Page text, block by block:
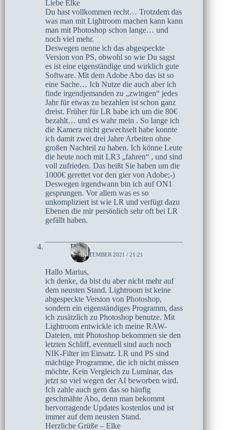
Liebe Elke
Du hast vollkommen recht… Trotzdem das
was man mit Lightroom machen kann kann
man mit Photoshop schon lange… und
noch viel mehr.
Deswegen nenne ich das abgespeckte
Version von PS, obwohl so wie Du sagst
es ist eine eigenständige und wirklich gute
Software. Mit dem Adobe Abo das ist so
eine Sache… Ich Nutze die auch aber ich
finde irgendjemanden zu „zwingen“ jedes
Jahr für etwas zu bezahlen ist schon ganz
dreist. Früher für LR habe ich um die 80€
bezahlt… und es wahr mein . So lange ich
die Kamera nicht gewechselt habe konnte
ich damit zwei drei Jahre Arbeiten ohne
großen Nachteil zu haben. Ich könne Leute
die heute noch mit LR3 „fahren“ , und sind
voll zufrieden. Das heißt Sie haben um die
1000€ gerettet vor den gier von Adobe;-)
Deswegen irgendwann bin ich auf ON1
gesprungen. Vor allem was es so
unkompliziert ist wie LR und verfügt dazu
Ebenen die mir persönlich sehr oft bei LR
gefällt haben.
Elke
18. SEPTEMBER 2021 / 21:21
Hallo Marius,
ich denke, da bist du aber nicht mehr auf
dem neusten Stand. Lightroom ist keine
abgespeckte Version von Photoshop,
sondern ein eigenständiges Programm, dass
ich zusätzlich zu Photoshop benutze. Mit
Lightroom entwickle ich meine RAW-
Dateien, mit Photoshop bekommen sie den
letzten Schliff, eventuell sind auch noch
NIK-Filter im Einsatz. LR und PS sind
mächtige Programme, die ich nicht missen
möchte. Kein Vergleich zu Luminar, das
jetzt so viel wegen der AI beworben wird.
Ich zahle auch gern das so häufig
geschmähte Abo, denn man bekommt
hervorragende Updates kostenlos und ist
immer auf dem neusten Stand.
Herzliche Grüße – Elke